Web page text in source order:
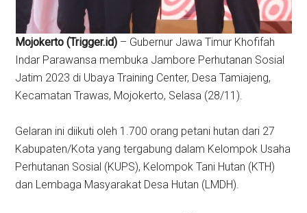
Mojokerto (Trigger.id) – Gubernur Jawa Timur Khofifah
Indar Parawansa membuka Jambore Perhutanan Sosial
Jatim 2023 di Ubaya Training Center, Desa Tamiajeng,
Kecamatan Trawas, Mojokerto, Selasa (28/11).
Gelaran ini diikuti oleh 1.700 orang petani hutan dari 27
Kabupaten/Kota yang tergabung dalam Kelompok Usaha
Perhutanan Sosial (KUPS), Kelompok Tani Hutan (KTH)
dan Lembaga Masyarakat Desa Hutan (LMDH).